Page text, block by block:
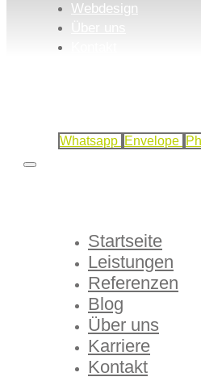
Webdesign
Whatsapp Envelope
Startseite
Leistungen
Referenzen
Blog
Über uns
Karriere
Kontakt